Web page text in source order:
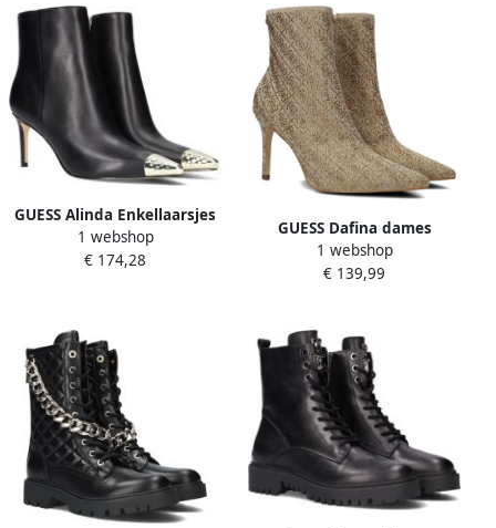
GUESS Alinda Enkellaarsjes
Enkelboots met rits Dames
Zwart
1 webshop
€ 174,28
GUESS Dafina dames
enkellaarsjes Goud
1 webshop
€ 139,99